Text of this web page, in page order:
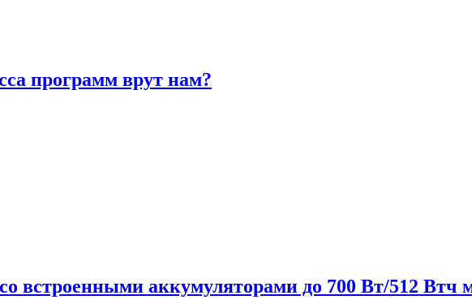
программ врут нам?
встроенными аккумуляторами до 700 Вт/512 Втч